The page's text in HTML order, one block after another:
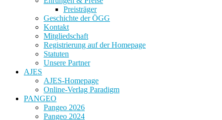
Preisträger
Geschichte der ÖGG
Kontakt
Mitgliedschaft
Registrierung auf der Homepage
Statuten
Unsere Partner
AJES
AJES-Homepage
Online-Verlag Paradigm
PANGEO
Pangeo 2026
Pangeo 2024